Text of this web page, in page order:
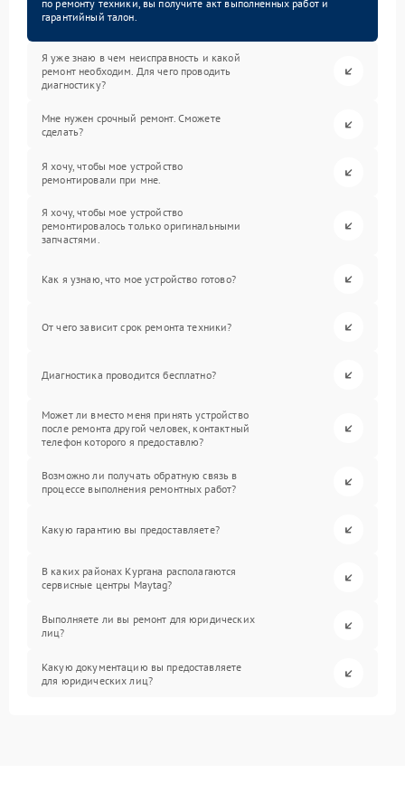
по ремонту техники, вы получите акт выполненных работ и
гарантийный талон.
Я уже знаю в чем неисправность и какой
ремонт необходим. Для чего проводить
диагностику?
Мне нужен срочный ремонт. Сможете
сделать?
Я хочу, чтобы мое устройство
ремонтировали при мне.
Я хочу, чтобы мое устройство
ремонтировалось только оригинальными
запчастями.
Как я узнаю, что мое устройство готово?
От чего зависит срок ремонта техники?
Диагностика проводится бесплатно?
Может ли вместо меня принять устройство
после ремонта другой человек, контактный
телефон которого я предоставлю?
Возможно ли получать обратную связь в
процессе выполнения ремонтных работ?
Какую гарантию вы предоставляете?
В каких районах Кургана располагаются
сервисные центры Maytag?
Выполняете ли вы ремонт для юридических
лиц?
Какую документацию вы предоставляете
для юридических лиц?